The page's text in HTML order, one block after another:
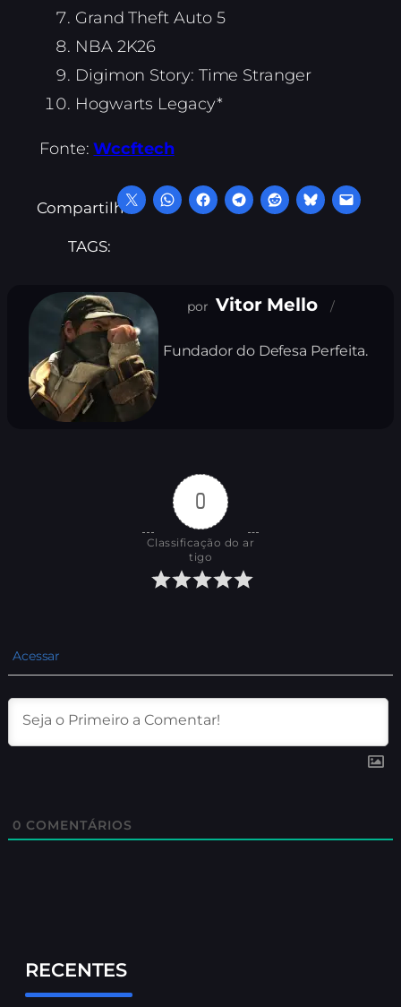
Grand Theft Auto 5
NBA 2K26
Digimon Story: Time Stranger
Hogwarts Legacy*
Fonte:Wccftech
Compartilhe:
TAGS:
Vitor Mello
Fundador do Defesa Perfeita.
0
Classificação do ar
tigo
Acessar
0 COMENTÁRIOS
RECENTES